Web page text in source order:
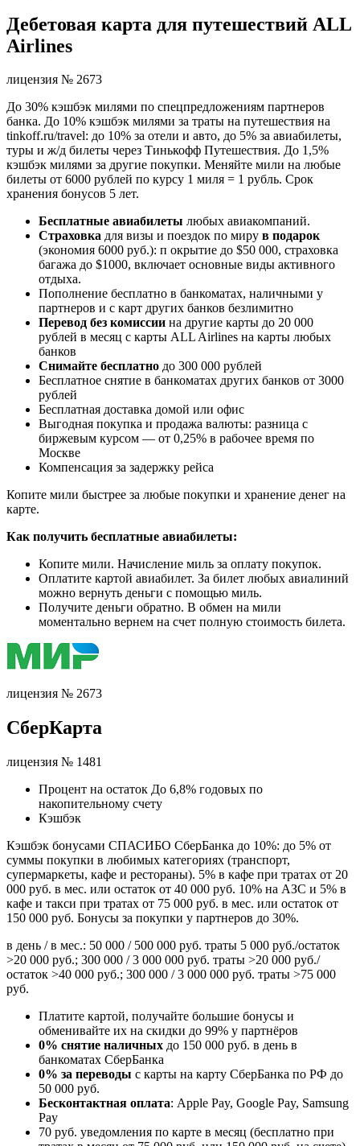
Дебетовая карта для путешествий ALL
Airlines
лицензия № 2673
До 30% кэшбэк милями по спецпредложениям партнеров
банка. До 10% кэшбэк милями за траты на путешествия на
tinkoff.ru/travel: до 10% за отели и авто, до 5% за авиабилеты,
туры и ж/д билеты через Тинькофф Путешествия. До 1,5%
кэшбэк милями за другие покупки. Меняйте мили на любые
билеты от 6000 рублей по курсу 1 миля = 1 рубль. Срок
хранения бонусов 5 лет.
Бесплатные авиабилеты любых авиакомпаний.
Страховка для визы и поездок по миру в подарок
(экономия 6000 руб.): п окрытие до $50 000, страховка
багажа до $1000, включает основные виды активного
отдыха.
Пополнение бесплатно в банкоматах, наличными у
партнеров и с карт других банков безлимитно
Перевод без комиссии на другие карты до 20 000
рублей в месяц с карты ALL Airlines на карты любых
банков
Снимайте бесплатно до 300 000 рублей
Бесплатное снятие в банкоматах других банков от 3000
рублей
Бесплатная доставка домой или офис
Выгодная покупка и продажа валюты: разница с
биржевым курсом — от 0,25% в рабочее время по
Москве
Компенсация за задержку рейса
Копите мили быстрее за любые покупки и хранение денег на
карте.
Как получить бесплатные авиабилеты:
Копите мили. Начисление миль за оплату покупок.
Оплатите картой авиабилет. За билет любых авиалиний
можно вернуть деньги с помощью миль.
Получите деньги обратно. В обмен на мили
моментально вернем на счет полную стоимость билета.
лицензия № 2673
СберКарта
лицензия № 1481
Процент на остаток До 6,8% годовых по
накопительному счету
Кэшбэк
Кэшбэк бонусами СПАСИБО СберБанка до 10%: до 5% от
суммы покупки в любимых категориях (транспорт,
супермаркеты, кафе и рестораны). 5% в кафе при тратах от 20
000 руб. в мес. или остаток от 40 000 руб. 10% на АЗС и 5% в
кафе и такси при тратах от 75 000 руб. в мес. или остаток от
150 000 руб. Бонусы за покупки у партнеров до 30%.
в день / в мес.: 50 000 / 500 000 руб. траты 5 000 руб./остаток
>20 000 руб.; 300 000 / 3 000 000 руб. траты >20 000 руб./
остаток >40 000 руб.; 300 000 / 3 000 000 руб. траты >75 000
руб.
Платите картой, получайте большие бонусы и
обменивайте их на скидки до 99% у партнёров
0% снятие наличных до 150 000 руб. в день в
банкоматах СберБанка
0% за переводы с карты на карту СберБанка по РФ до
50 000 руб.
Бесконтактная оплата: Apple Pay, Google Pay, Samsung
Pay
70 руб. уведомления по карте в месяц (бесплатно при